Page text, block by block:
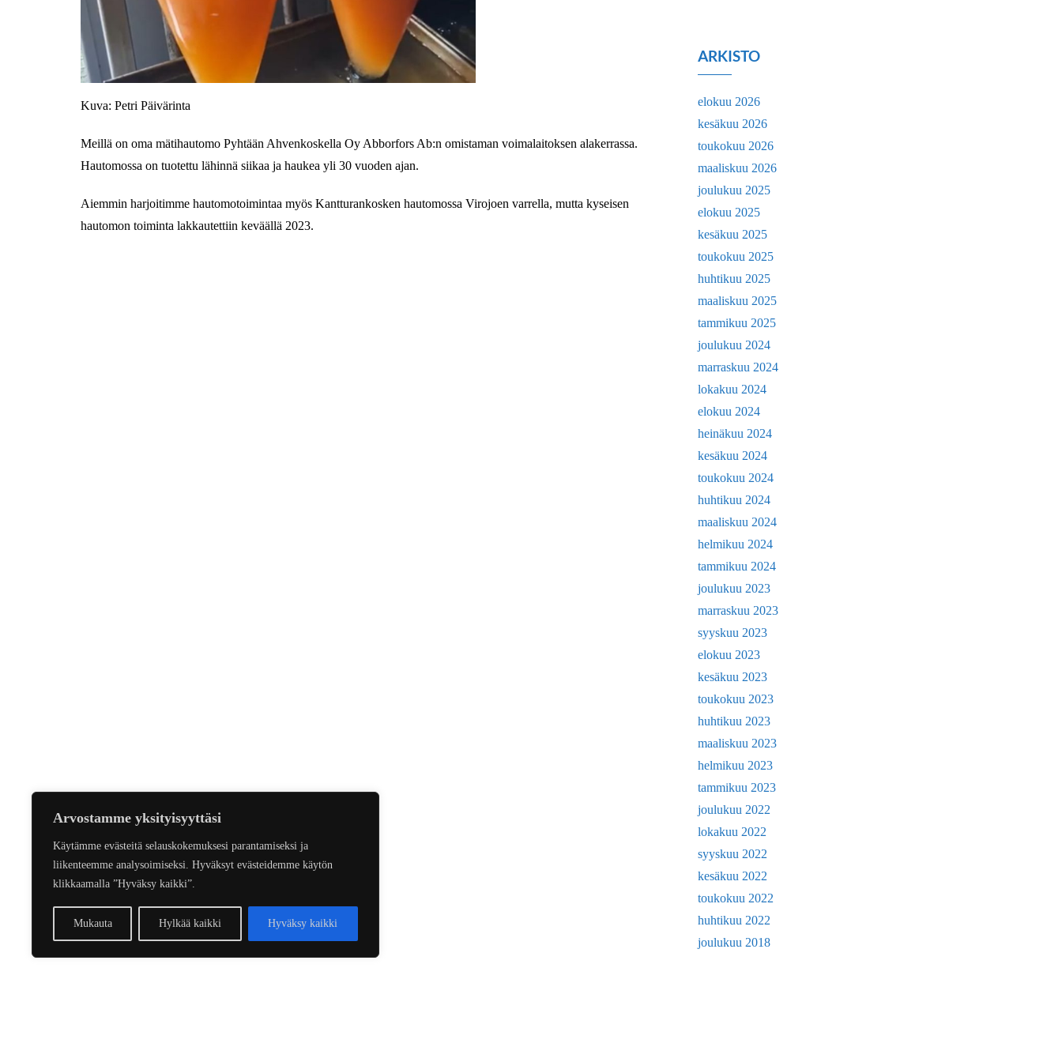
Arvostamme yksityisyyttäsi
Käytämme evästeitä selauskokemuksesi parantamiseksi ja
liikenteemme analysoimiseksi. Hyväksyt evästeidemme käytön
klikkaamalla ”Hyväksy kaikki”.
Mukauta Hylkää kaikki Hyväksy kaikki
Kuva: Petri Päivärinta
Meillä on oma mätihautomo Pyhtään Ahvenkoskella Oy Abborfors Ab:n omistaman voimalaitoksen alakerrassa.
Hautomossa on tuotettu lähinnä siikaa ja haukea yli 30 vuoden ajan.
Aiemmin harjoitimme hautomotoimintaa myös Kantturankosken hautomossa Virojoen varrella, mutta kyseisen
hautomon toiminta lakkautettiin keväällä 2023.
ARKISTO
elokuu 2026
kesäkuu 2026
toukokuu 2026
maaliskuu 2026
joulukuu 2025
elokuu 2025
kesäkuu 2025
toukokuu 2025
huhtikuu 2025
maaliskuu 2025
tammikuu 2025
joulukuu 2024
marraskuu 2024
lokakuu 2024
elokuu 2024
heinäkuu 2024
kesäkuu 2024
toukokuu 2024
huhtikuu 2024
maaliskuu 2024
helmikuu 2024
tammikuu 2024
joulukuu 2023
marraskuu 2023
syyskuu 2023
elokuu 2023
kesäkuu 2023
toukokuu 2023
huhtikuu 2023
maaliskuu 2023
helmikuu 2023
tammikuu 2023
joulukuu 2022
lokakuu 2022
syyskuu 2022
kesäkuu 2022
toukokuu 2022
huhtikuu 2022
joulukuu 2018